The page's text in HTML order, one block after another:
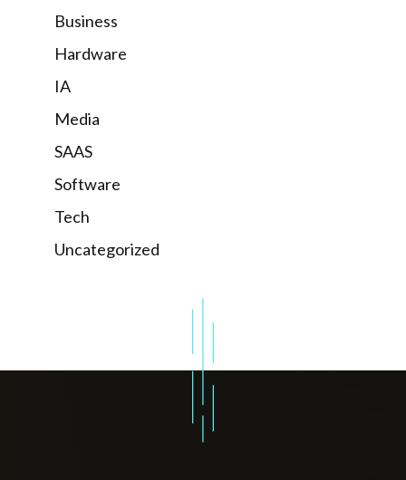
Business
Hardware
IA
Media
SAAS
Software
Tech
Uncategorized